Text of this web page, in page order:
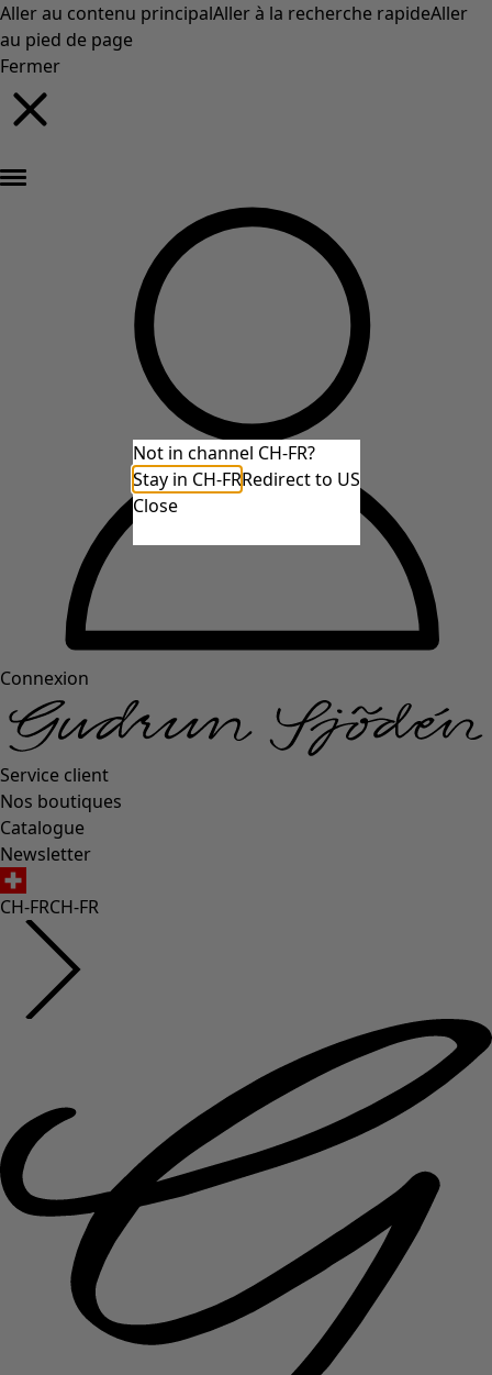
Aller au contenu principalAller à la recherche rapideAller
au pied de page
Fermer
Connexion
Service client
Nos boutiques
Catalogue
Newsletter
CH-FRCH-FR
Not in channel CH-FR?
Stay in CH-FRRedirect to US
Close